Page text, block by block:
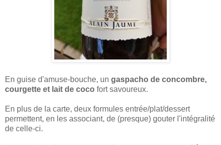
En guise d'amuse-bouche, un gaspacho de concombre,
courgette et lait de coco fort savoureux.
En plus de la carte, deux formules entrée/plat/dessert
permettent, en les associant, de (presque) gouter l'intégralité
de celle-ci.